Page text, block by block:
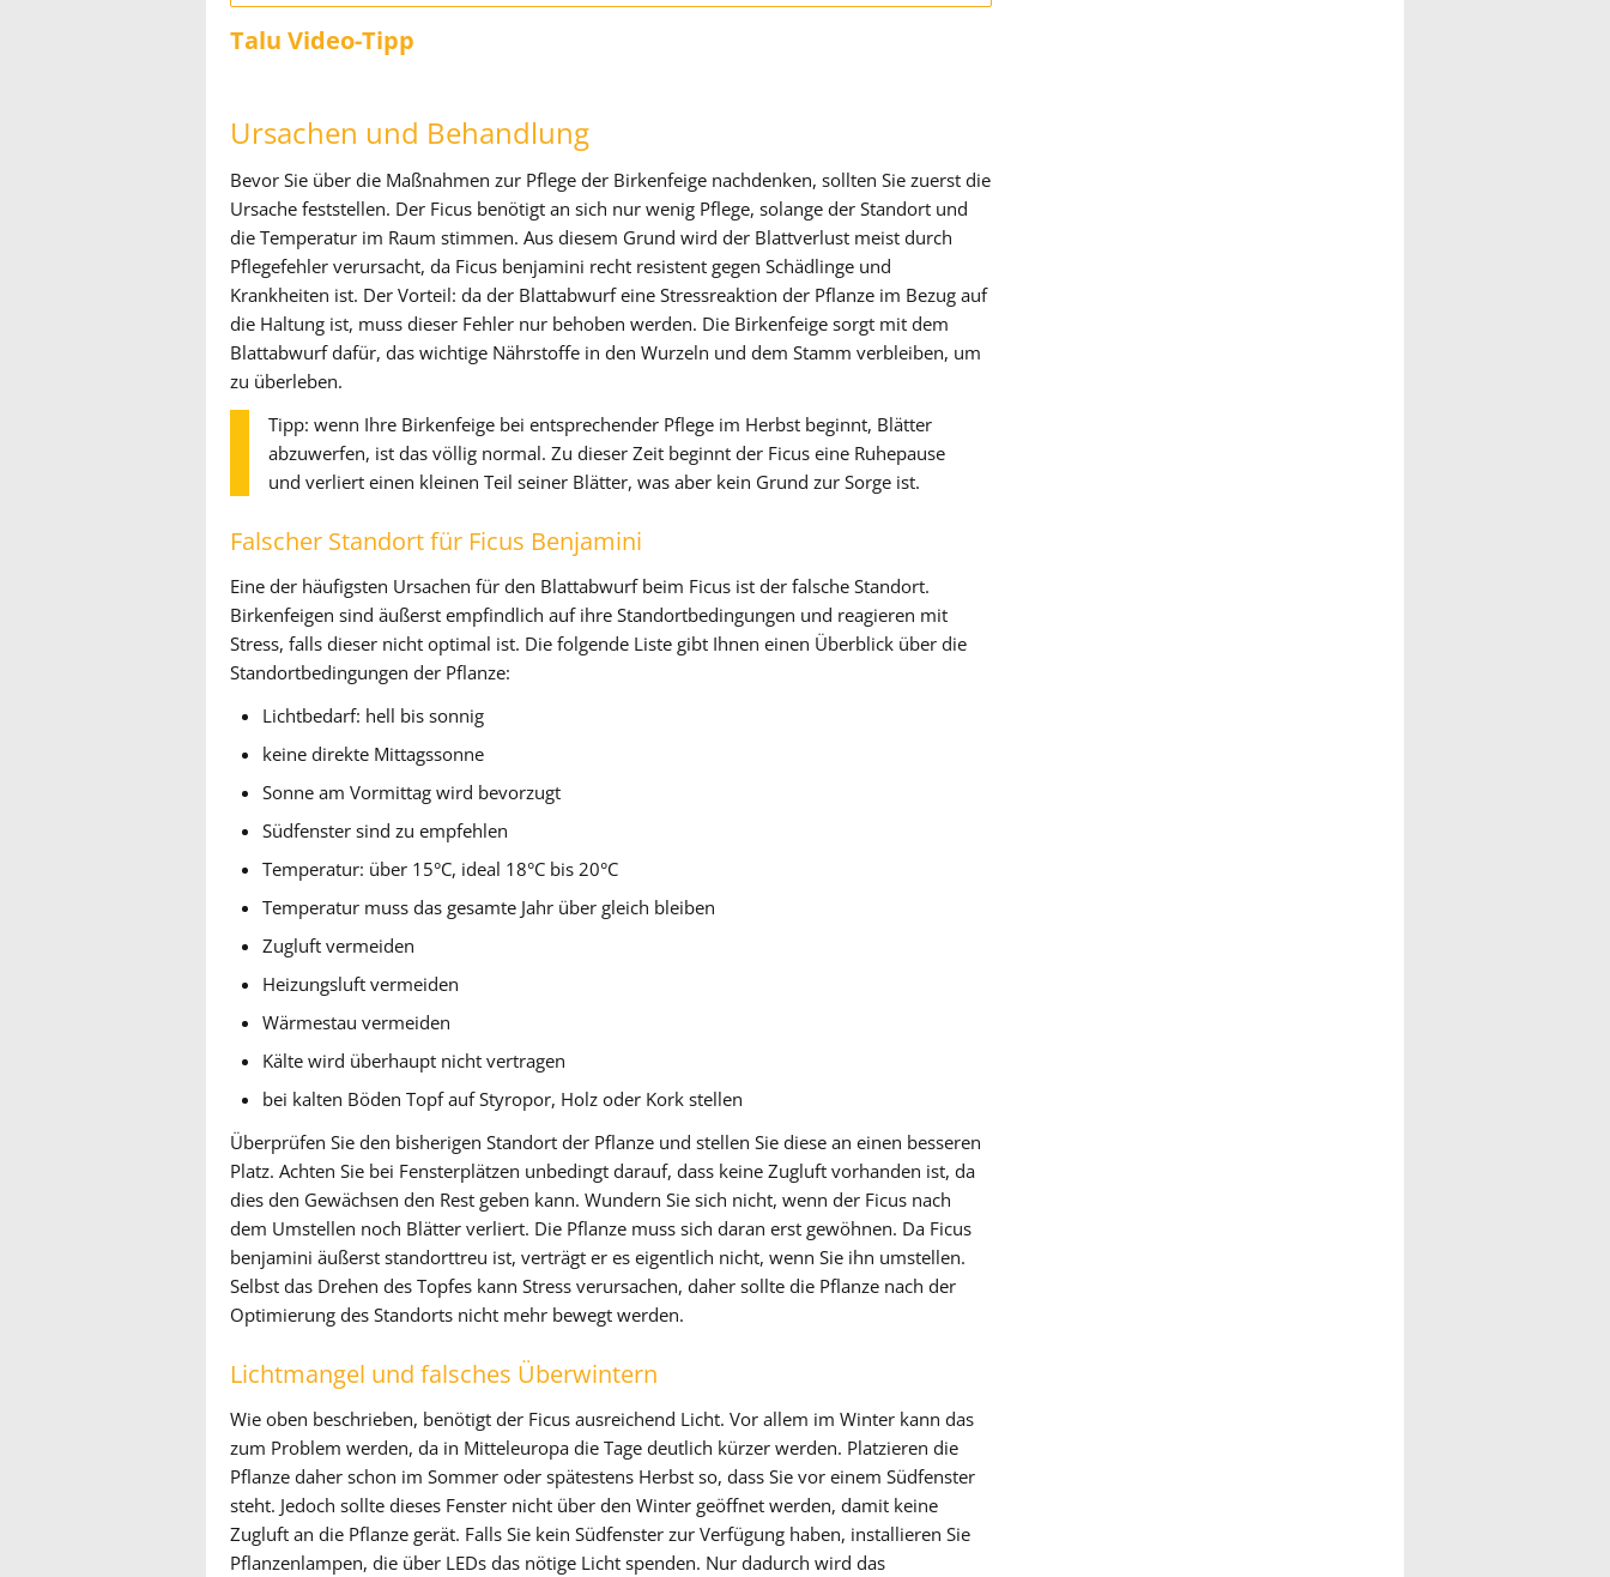
Talu Video-Tipp
Ursachen und Behandlung
Bevor Sie über die Maßnahmen zur Pflege der Birkenfeige nachdenken, sollten Sie zuerst die
Ursache feststellen. Der Ficus benötigt an sich nur wenig Pflege, solange der Standort und
die Temperatur im Raum stimmen. Aus diesem Grund wird der Blattverlust meist durch
Pflegefehler verursacht, da Ficus benjamini recht resistent gegen Schädlinge und
Krankheiten ist. Der Vorteil: da der Blattabwurf eine Stressreaktion der Pflanze im Bezug auf
die Haltung ist, muss dieser Fehler nur behoben werden. Die Birkenfeige sorgt mit dem
Blattabwurf dafür, das wichtige Nährstoffe in den Wurzeln und dem Stamm verbleiben, um
zu überleben.
Tipp: wenn Ihre Birkenfeige bei entsprechender Pflege im Herbst beginnt, Blätter
abzuwerfen, ist das völlig normal. Zu dieser Zeit beginnt der Ficus eine Ruhepause
und verliert einen kleinen Teil seiner Blätter, was aber kein Grund zur Sorge ist.
Falscher Standort für Ficus Benjamini
Eine der häufigsten Ursachen für den Blattabwurf beim Ficus ist der falsche Standort.
Birkenfeigen sind äußerst empfindlich auf ihre Standortbedingungen und reagieren mit
Stress, falls dieser nicht optimal ist. Die folgende Liste gibt Ihnen einen Überblick über die
Standortbedingungen der Pflanze:
Lichtbedarf: hell bis sonnig
keine direkte Mittagssonne
Sonne am Vormittag wird bevorzugt
Südfenster sind zu empfehlen
Temperatur: über 15°C, ideal 18°C bis 20°C
Temperatur muss das gesamte Jahr über gleich bleiben
Zugluft vermeiden
Heizungsluft vermeiden
Wärmestau vermeiden
Kälte wird überhaupt nicht vertragen
bei kalten Böden Topf auf Styropor, Holz oder Kork stellen
Überprüfen Sie den bisherigen Standort der Pflanze und stellen Sie diese an einen besseren
Platz. Achten Sie bei Fensterplätzen unbedingt darauf, dass keine Zugluft vorhanden ist, da
dies den Gewächsen den Rest geben kann. Wundern Sie sich nicht, wenn der Ficus nach
dem Umstellen noch Blätter verliert. Die Pflanze muss sich daran erst gewöhnen. Da Ficus
benjamini äußerst standorttreu ist, verträgt er es eigentlich nicht, wenn Sie ihn umstellen.
Selbst das Drehen des Topfes kann Stress verursachen, daher sollte die Pflanze nach der
Optimierung des Standorts nicht mehr bewegt werden.
Lichtmangel und falsches Überwintern
Wie oben beschrieben, benötigt der Ficus ausreichend Licht. Vor allem im Winter kann das
zum Problem werden, da in Mitteleuropa die Tage deutlich kürzer werden. Platzieren die
Pflanze daher schon im Sommer oder spätestens Herbst so, dass Sie vor einem Südfenster
steht. Jedoch sollte dieses Fenster nicht über den Winter geöffnet werden, damit keine
Zugluft an die Pflanze gerät. Falls Sie kein Südfenster zur Verfügung haben, installieren Sie
Pflanzenlampen, die über LEDs das nötige Licht spenden. Nur dadurch wird das